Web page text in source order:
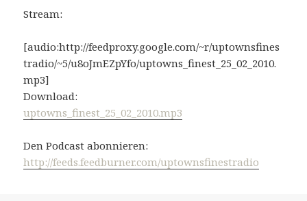
Stream:
[audio:http://feedproxy.google.com/~r/uptownsfines
tradio/~5/u8oJmEZpYfo/uptowns_finest_25_02_2010.
mp3]
Download:
uptowns_finest_25_02_2010.mp3
Den Podcast abonnieren:
http://feeds.feedburner.com/uptownsfinestradio